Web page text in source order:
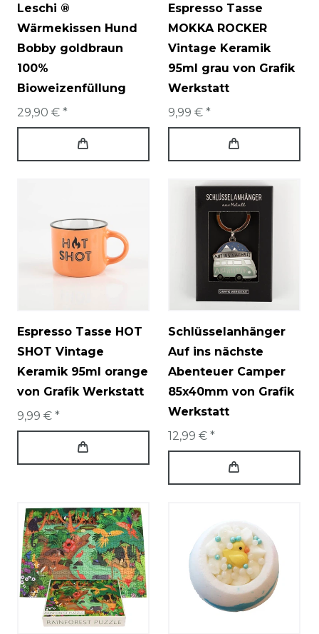
Leschi ®
Wärmekissen Hund
Bobby goldbraun
100%
Bioweizenfüllung
29,90 € *
Espresso Tasse
MOKKA ROCKER
Vintage Keramik
95ml grau von Grafik
Werkstatt
9,99 € *
Espresso Tasse HOT
SHOT Vintage
Keramik 95ml orange
von Grafik Werkstatt
9,99 € *
Schlüsselanhänger
Auf ins nächste
Abenteuer Camper
85x40mm von Grafik
Werkstatt
12,99 € *